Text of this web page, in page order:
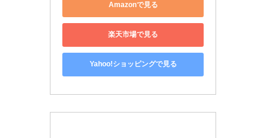
Amazonで見る
楽天市場で見る
Yahoo!ショッピングで見る